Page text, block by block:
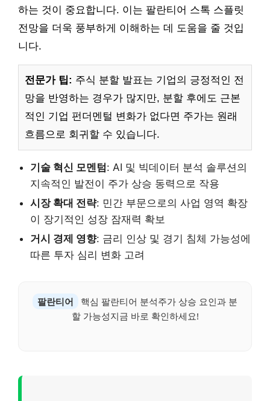
하는 것이 중요합니다. 이는 팔란티어 스톡 스플릿
전망을 더욱 풍부하게 이해하는 데 도움을 줄 것입
니다.
전문가 팁: 주식 분할 발표는 기업의 긍정적인 전
망을 반영하는 경우가 많지만, 분할 후에도 근본
적인 기업 펀더멘털 변화가 없다면 주가는 원래
흐름으로 회귀할 수 있습니다.
기술 혁신 모멘텀 : AI 및 빅데이터 분석 솔루션의
지속적인 발전이 주가 상승 동력으로 작용
시장 확대 전략: 민간 부문으로의 사업 영역 확장
이 장기적인 성장 잠재력 확보
거시 경제 영향: 금리 인상 및 경기 침체 가능성에
따른 투자 심리 변화 고려
팔란티어
핵심 팔란티어 분석주가 상승 요인과 분
할 가능성지금 바로 확인하세요!